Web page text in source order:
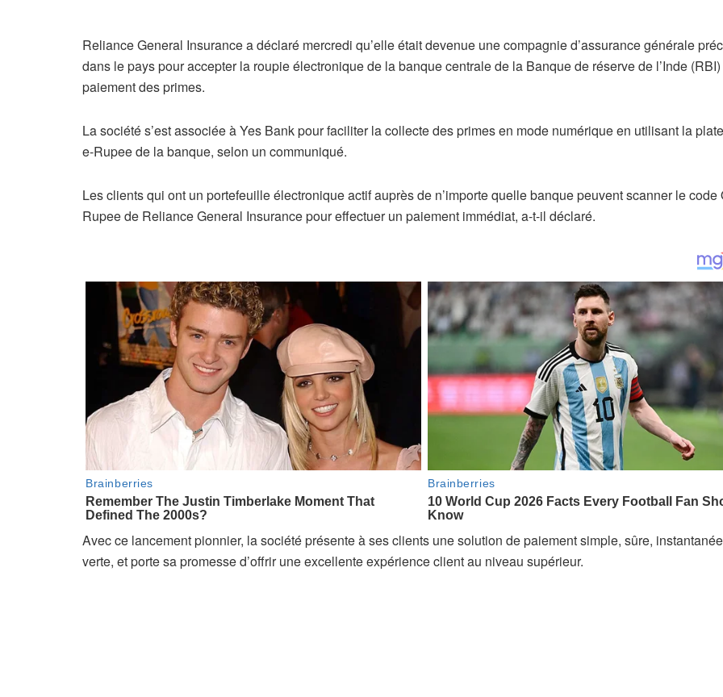
Reliance General Insurance a déclaré mercredi qu’elle était devenue une compagnie d’assurance générale
dans le pays pour accepter la roupie électronique de la banque centrale de la Banque de réserve de l’Inde
paiement des primes.
La société s’est associée à Yes Bank pour faciliter la collecte des primes en mode numérique en utilisant la
e-Rupee de la banque, selon un communiqué.
Les clients qui ont un portefeuille électronique actif auprès de n’importe quelle banque peuvent scanner le code
Rupee de Reliance General Insurance pour effectuer un paiement immédiat, a-t-il déclaré.
Avec ce lancement pionnier, la société présente à ses clients une solution de paiement simple, sûre,
verte, et porte sa promesse d’offrir une excellente expérience client au niveau supérieur.